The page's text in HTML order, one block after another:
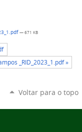
— 671 KB
_RID_2023_1.pdf »
Voltar para o topo